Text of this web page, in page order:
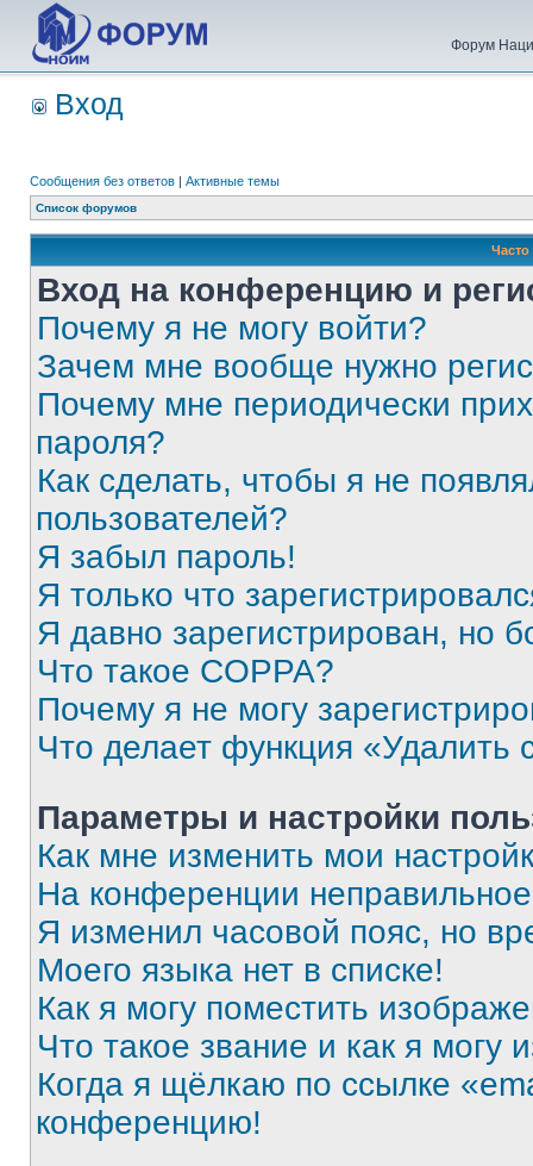
Форум
Вход
Сообщения без ответов | Активные темы
Список форумов
Вход на конференцию и
Почему я не могу войти?
Зачем мне вообще нужно
Почему мне периодически
пароля?
Как сделать, чтобы я не
пользователей?
Я забыл пароль!
Я только что
Я давно зарегистрирован, но
Что такое COPPA?
Почему я не могу
Что делает функция «Удалить
Параметры и настройки
Как мне изменить мои
На конференции
Я изменил часовой пояс, но
Моего языка нет в списке!
Как я могу поместить
Что такое звание и как я могу
Когда я щёлкаю по ссылке
конференцию!